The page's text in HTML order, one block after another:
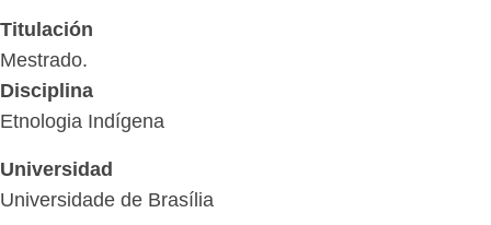
Titulación
Mestrado.
Disciplina
Etnologia Indígena
Universidad
Universidade de Brasília